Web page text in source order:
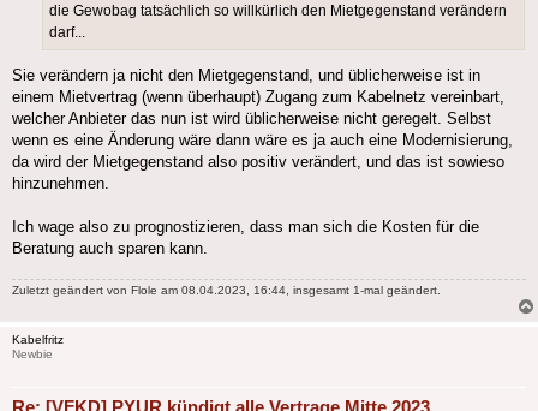
die Gewobag tatsächlich so willkürlich den Mietgegenstand verändern
darf...
Sie verändern ja nicht den Mietgegenstand, und üblicherweise ist in
einem Mietvertrag (wenn überhaupt) Zugang zum Kabelnetz vereinbart,
welcher Anbieter das nun ist wird üblicherweise nicht geregelt. Selbst
wenn es eine Änderung wäre dann wäre es ja auch eine Modernisierung,
da wird der Mietgegenstand also positiv verändert, und das ist sowieso
hinzunehmen.
Ich wage also zu prognostizieren, dass man sich die Kosten für die
Beratung auch sparen kann.
Zuletzt geändert von Flole am 08.04.2023, 16:44, insgesamt 1-mal geändert.
Kabelfritz
Newbie